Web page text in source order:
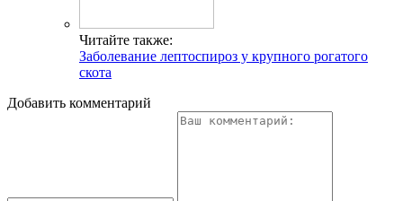
Читайте также:
Заболевание лептоспироз у крупного рогатого
скота
Добавить комментарий